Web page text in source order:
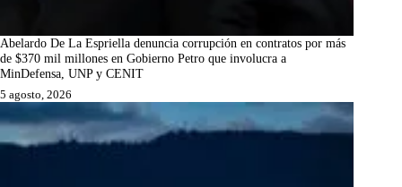
Abelardo De La Espriella denuncia corrupción en contratos por más
de $370 mil millones en Gobierno Petro que involucra a
MinDefensa, UNP y CENIT
5 agosto, 2026